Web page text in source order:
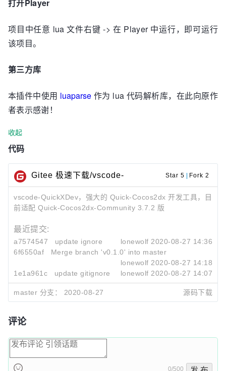
打开Player
项目中任意 lua 文件右键 -> 在 Player 中运行，即可运行
该项目。
第三方库
本插件中使用 luaparse 作为 lua 代码解析库，在此向原作
者表示感谢！
收起
代码
Gitee 极速下载/vscode-
QuickXDev
Star 5 Fork 2
vscode-QuickXDev，强大的 Quick-Cocos2dx 开发工具，目
前适配 Quick-Cocos2dx-Community 3.7.2 版
最近提交:
a7574547 update ignore lonewolf 2020-08-27 14:36
6f6550af
Merge branch 'v0.1.0' into master
lonewolf 2020-08-27 14:18
1e1a961c
update gitignore lonewolf 2020-08-27 14:07
master 分支： 2020-08-27 源码下载
评论
0/500